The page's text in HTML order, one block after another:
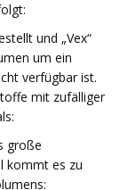
und „Vex“
um ein
verfügbar ist.
mit zufälliger
große
kommt es zu